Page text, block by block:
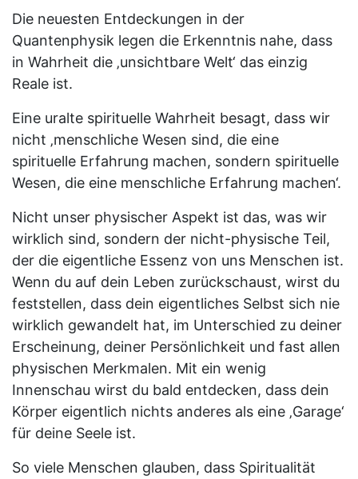
Die neuesten Entdeckungen in der
Quantenphysik legen die Erkenntnis nahe, dass
in Wahrheit die ‚unsichtbare Welt‘ das einzig
Reale ist.
Eine uralte spirituelle Wahrheit besagt, dass wir
nicht ‚menschliche Wesen sind, die eine
spirituelle Erfahrung machen, sondern spirituelle
Wesen, die eine menschliche Erfahrung machen‘.
Nicht unser physischer Aspekt ist das, was wir
wirklich sind, sondern der nicht-physische Teil,
der die eigentliche Essenz von uns Menschen ist.
Wenn du auf dein Leben zurückschaust, wirst du
feststellen, dass dein eigentliches Selbst sich nie
wirklich gewandelt hat, im Unterschied zu deiner
Erscheinung, deiner Persönlichkeit und fast allen
physischen Merkmalen. Mit ein wenig
Innenschau wirst du bald entdecken, dass dein
Körper eigentlich nichts anderes als eine ‚Garage‘
für deine Seele ist.
So viele Menschen glauben, dass Spiritualität